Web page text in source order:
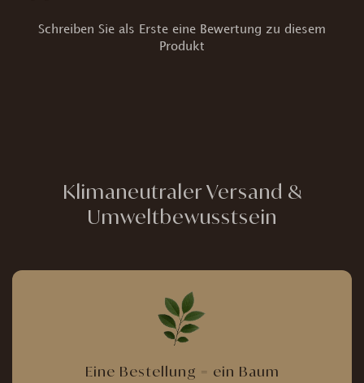
Schreiben Sie als Erste eine Bewertung zu diesem
Produkt
Klimaneutraler Versand &
Umweltbewusstsein
Eine Bestellung = ein Baum